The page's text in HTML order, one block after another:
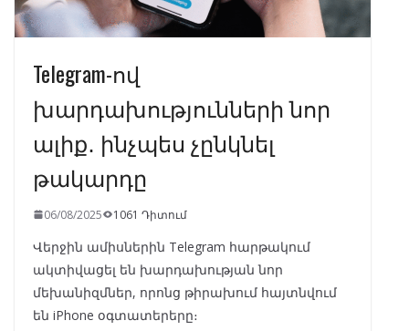
Telegram-ով
խարդախությունների նոր
ալիք․ ինչպես չընկնել
թակարդը
06/08/2025 1061 Դիտում
Վերջին ամիսներին Telegram հարթակում
ակտիվացել են խարդախության նոր
մեխանիզմներ, որոնց թիրախում հայտնվում
են iPhone օգտատերերը։